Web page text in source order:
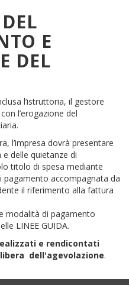
E
DEL
l’istruttoria, il gestore
l’erogazione del
l’impresa dovrà presentare
delle quietanze di
titolo di spesa mediante
pagamento accompagnata da
il riferimento alla fattura
modalità di pagamento
LINEE GUIDA.
e rendicontati
dell'agevolazione.